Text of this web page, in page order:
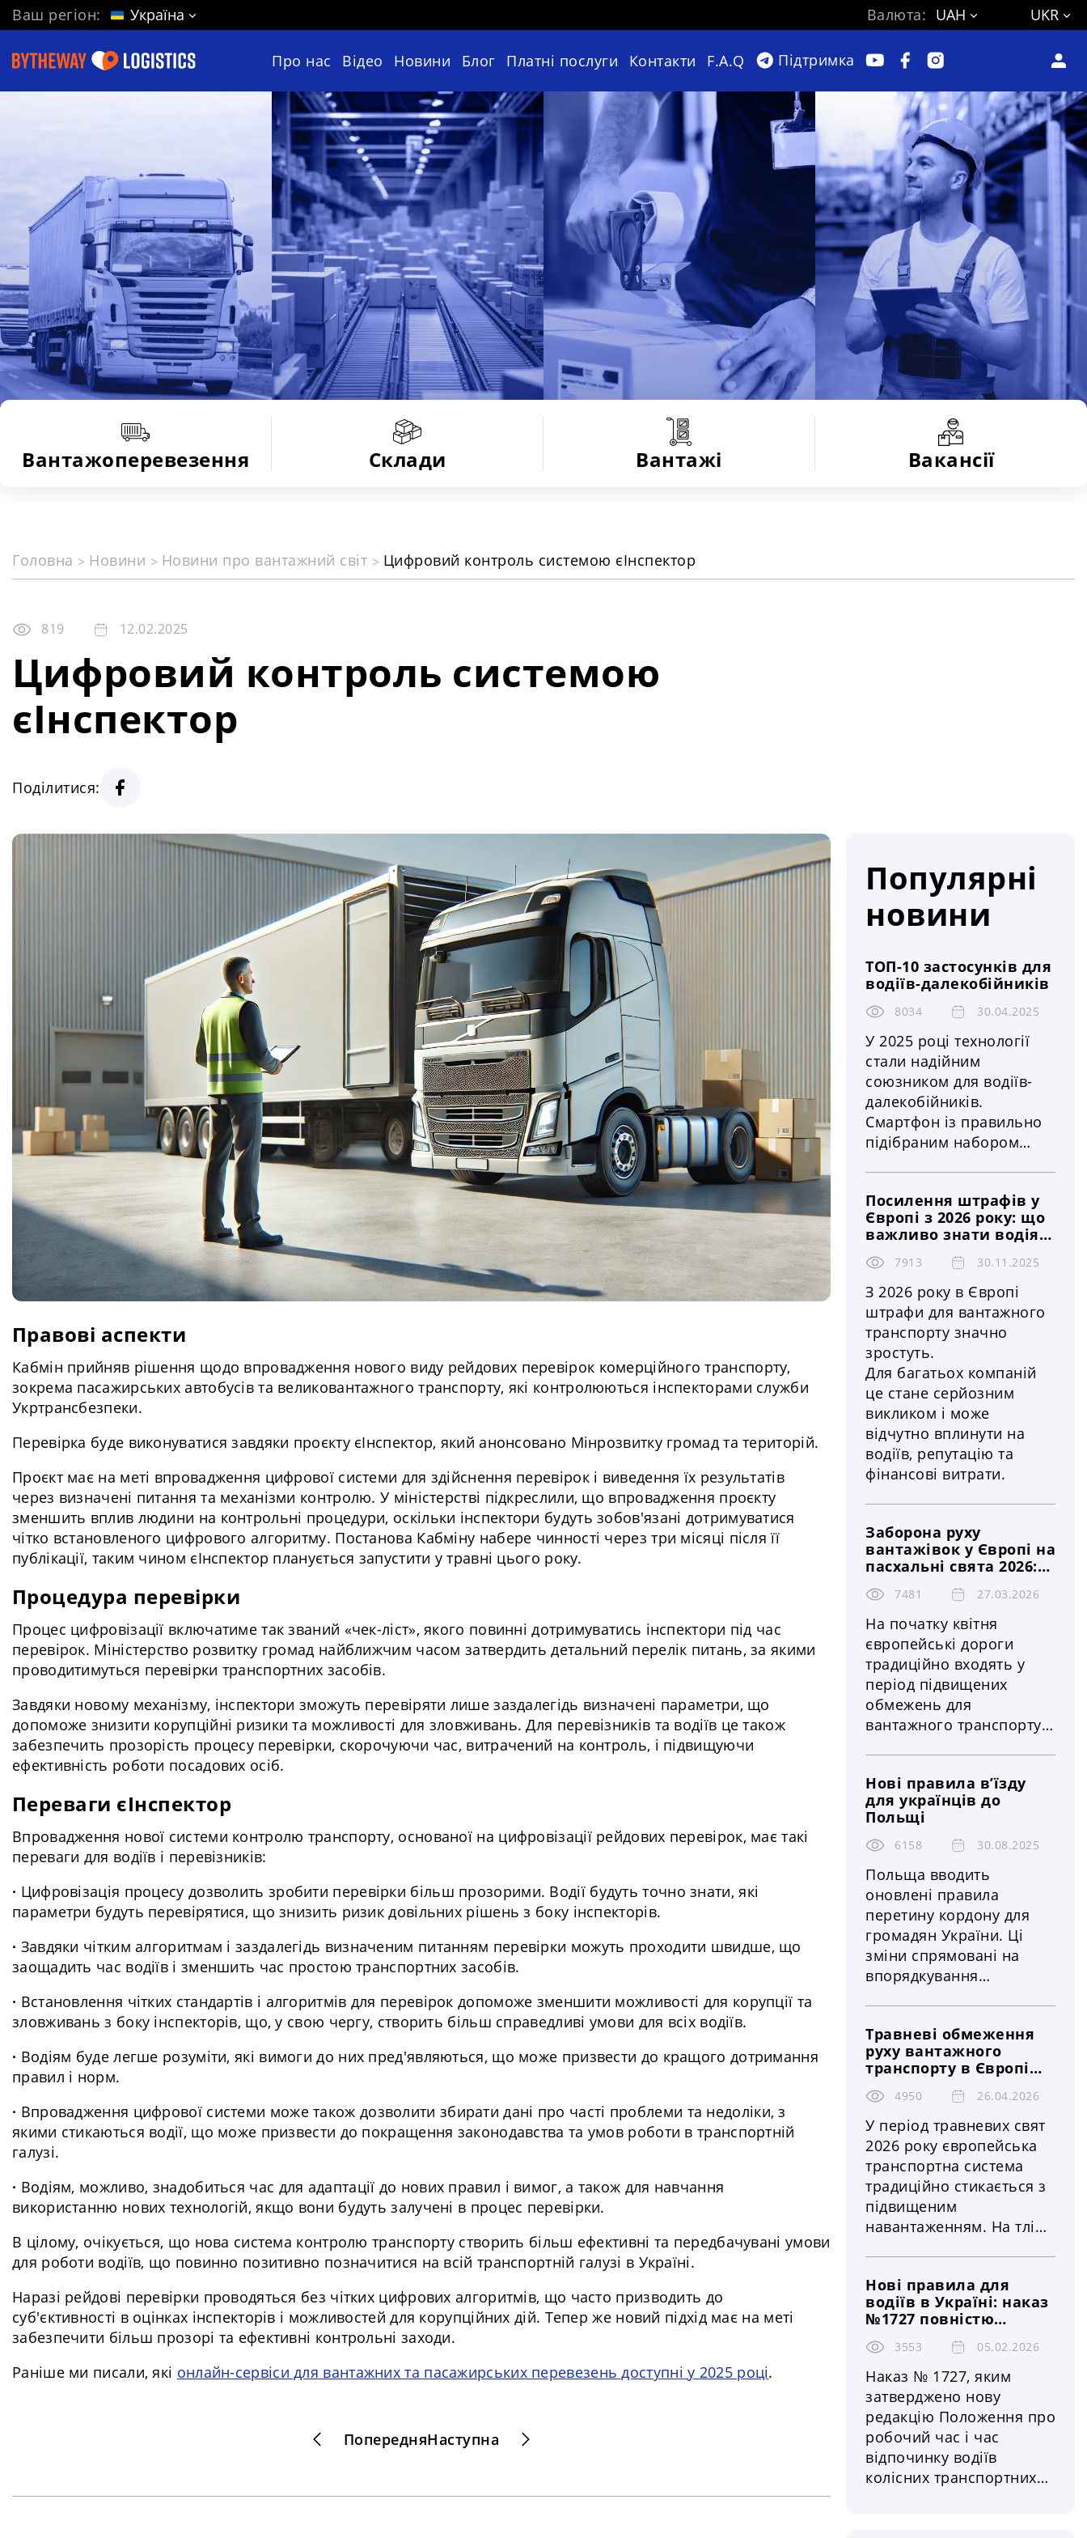
Ваш регіон: Україна Валюта: UAH UKR
Про нас Відео Новини Блог Платні послуги Контакти F.A.Q Підтримка
Вантажоперевезення Склади Вантажі Вакансії
Головна Новини Новини про вантажний світ Цифровий контроль системою єІнспектор
819 12.02.2025
Цифровий контроль системою
єІнспектор
Поділитися:
Правові аспекти
Кабмін прийняв рішення щодо впровадження нового виду рейдових перевірок комерційного транспорту,
зокрема пасажирських автобусів та великовантажного транспорту, які контролюються інспекторами служби
Укртрансбезпеки.
Перевірка буде виконуватися завдяки проєкту єІнспектор, який анонсовано Мінрозвитку громад та територій.
Проєкт має на меті впровадження цифрової системи для здійснення перевірок і виведення їх результатів
через визначені питання та механізми контролю. У міністерстві підкреслили, що впровадження проєкту
зменшить вплив людини на контрольні процедури, оскільки інспектори будуть зобов'язані дотримуватися
чітко встановленого цифрового алгоритму. Постанова Кабміну набере чинності через три місяці після її
публікації, таким чином єІнспектор планується запустити у травні цього року.
Процедура перевірки
Процес цифровізації включатиме так званий «чек-ліст», якого повинні дотримуватись інспектори під час
перевірок. Міністерство розвитку громад найближчим часом затвердить детальний перелік питань, за якими
проводитимуться перевірки транспортних засобів.
Завдяки новому механізму, інспектори зможуть перевіряти лише заздалегідь визначені параметри, що
допоможе знизити корупційні ризики та можливості для зловживань. Для перевізників та водіїв це також
забезпечить прозорість процесу перевірки, скорочуючи час, витрачений на контроль, і підвищуючи
ефективність роботи посадових осіб.
Переваги єІнспектор
Впровадження нової системи контролю транспорту, основаної на цифровізації рейдових перевірок, має такі
переваги для водіїв і перевізників:
∙ Цифровізація процесу дозволить зробити перевірки більш прозорими. Водії будуть точно знати, які
параметри будуть перевірятися, що знизить ризик довільних рішень з боку інспекторів.
∙ Завдяки чітким алгоритмам і заздалегідь визначеним питанням перевірки можуть проходити швидше, що
заощадить час водіїв і зменшить час простою транспортних засобів.
∙ Встановлення чітких стандартів і алгоритмів для перевірок допоможе зменшити можливості для корупції та
зловживань з боку інспекторів, що, у свою чергу, створить більш справедливі умови для всіх водіїв.
∙ Водіям буде легше розуміти, які вимоги до них пред'являються, що може призвести до кращого дотримання
правил і норм.
∙ Впровадження цифрової системи може також дозволити збирати дані про часті проблеми та недоліки, з
якими стикаються водії, що може призвести до покращення законодавства та умов роботи в транспортній
галузі.
∙ Водіям, можливо, знадобиться час для адаптації до нових правил і вимог, а також для навчання
використанню нових технологій, якщо вони будуть залучені в процес перевірки.
В цілому, очікується, що нова система контролю транспорту створить більш ефективні та передбачувані умови
для роботи водіїв, що повинно позитивно позначитися на всій транспортній галузі в Україні.
Наразі рейдові перевірки проводяться без чітких цифрових алгоритмів, що часто призводить до
суб'єктивності в оцінках інспекторів і можливостей для корупційних дій. Тепер же новий підхід має на меті
забезпечити більш прозорі та ефективні контрольні заходи.
Раніше ми писали, які онлайн-сервіси для вантажних та пасажирських перевезень доступні у 2025 році.
ПопередняНаступна
Популярні
новини
ТОП-10 застосунків для
водіїв-далекобійників
8034 30.04.2025
У 2025 році технології
стали надійним
союзником для водіїв-
далекобійників.
Смартфон із правильно
підібраним набором
роботу на маршруті,
забезпечити безпеку та
зручність у дорозі. Ось
ТОП-10 найкорисніших
застосунків, які варто
мати кожному
далекобійнику
Посилення штрафів у
Європі з 2026 року: що
важливо знати водіям
вантажівок і
логістичним
компаніям
7913 30.11.2025
З 2026 року в Європі
штрафи для вантажного
транспорту значно
зростуть.
Для багатьох компаній
це стане серйозним
викликом і може
відчутно вплинути на
водіїв, репутацію та
фінансові витрати.
Заборона руху
вантажівок у Європі на
пасхальні свята 2026:
країни, штрафи та
контроль
7481 27.03.2026
На початку квітня
європейські дороги
традиційно входять у
період підвищених
обмежень для
вантажного транспорту.
найдовших за останні
роки через календарний
збіг святкування
Великдень у більшості
країн Європи. Влада
держав посилює
регулювання руху
великовантажного
транспорту, що
безпосередньо впливає
на логістичні ланцюги,
строки доставки та
витрати бізнесу
Нові правила в’їзду
для українців до
Польщі
6158 30.08.2025
Польща вводить
оновлені правила
перетину кордону для
громадян України. Ці
зміни спрямовані на
впорядкування
нелегальною зайнятістю
та гармонізацію
польського
законодавства з
нормами Європейського
Союзу
Травневі обмеження
руху вантажного
транспорту в Європі
2026: повний графік
заборон, країни, дати
та вплив на логістику і
перевезення
4950 26.04.2026
У період травневих свят
2026 року європейська
транспортна система
традиційно стикається з
підвищеним
навантаженням. На тлі
низці країн
запроваджуються
тимчасові обмеження на
рух великовантажного
транспорту. Ці заходи
охоплюють ключові
автомагістралі та
найважливіші
транспортні коридори,
що безпосередньо
впливає на логістичні
Нові правила для
водіїв в Україні: наказ
№1727 повністю
змінює норми
робочого часу та
відпочинку — що це
означає для
перевізників, бізнесу
й безпеки на дорогах
3553 05.02.2026
Наказ № 1727, яким
затверджено нову
редакцію Положення про
робочий час і час
відпочинку водіїв
колісних транспортних